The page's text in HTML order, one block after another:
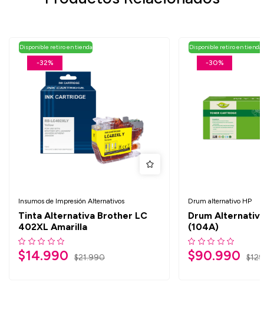
-32%
Disponible retiro en tienda
Insumos de Impresión Alternativos
Tinta Alternativa Brother LC
402XL Amarilla
$21.990
$14.990
-30%
Disponible retiro en tienda
Drum alternativo HP
Drum
(104A)
$
$90.990